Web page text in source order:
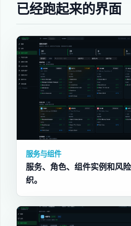
已经跑起来的界面
服务与组件
服务、角色、组件实例和风
织。